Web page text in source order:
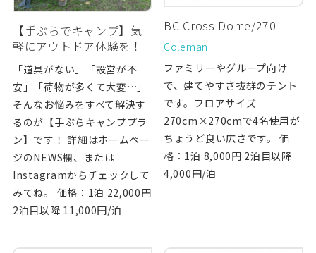
【手ぶらでキャンプ】気
軽にアウトドア体験を！
「道具がない」「設営が不
安」「荷物が多くて大変…」
そんなお悩みをすべて解決す
るのが【手ぶらキャンププラ
ン】です！ 詳細はホームペー
ジのNEWS欄、または
Instagramからチェックして
みてね。 価格：1泊 22,000円
2泊目以降 11,000円/泊
BC Cross Dome/270
Coleman
ファミリーやグループ向け
で、建てやすさ抜群のテント
です。フロアサイズ
270cm×270cmで4名使用が
ちょうど良い広さです。 価
格：1泊 8,000円 2泊目以降
4,000円/泊